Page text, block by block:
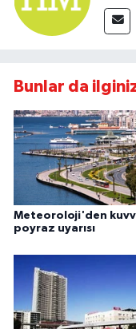
Bunlar da
Meteoroloji'den
poyraz uyarısı